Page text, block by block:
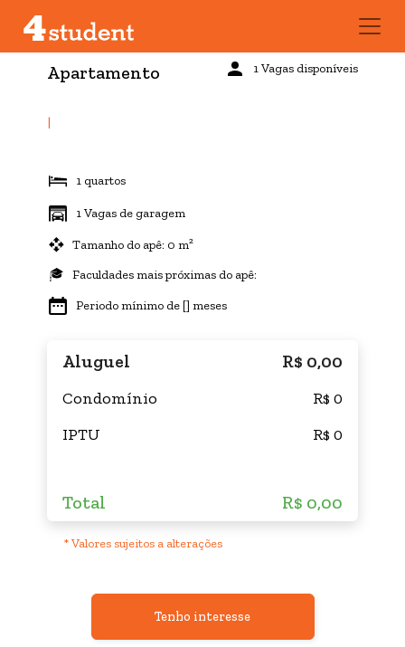
Apartamento
|
1 quartos
1 Vagas disponíveis
1 Vagas de garagem
Tamanho do apê: 0 m²
Faculdades mais próximas do apê:
Periodo mínimo de [] meses
Aluguel R$ 0,00
Condomínio
R$ 0
IPTU
R$ 0
Total R$ 0,00
* Valores sujeitos a alterações
Tenho interesse